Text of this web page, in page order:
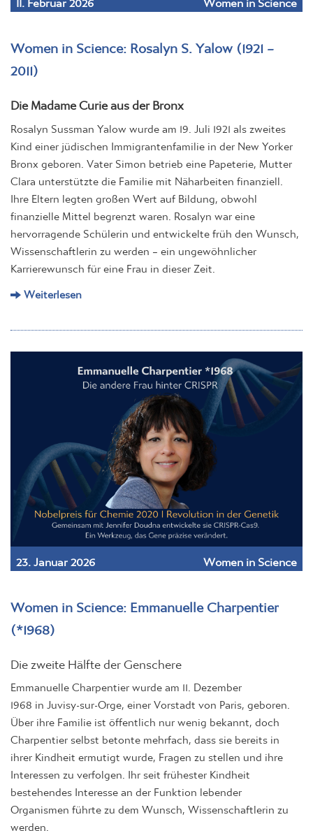
Women in Science: Rosalyn S. Yalow (1921 –
2011)
Die Madame Curie aus der Bronx
Rosalyn Sussman Yalow wurde am 19. Juli 1921 als zweites
Kind einer jüdischen Immigrantenfamilie in der New Yorker
Bronx geboren. Vater Simon betrieb eine Papeterie, Mutter
Clara unterstützte die Familie mit Näharbeiten finanziell.
Ihre Eltern legten großen Wert auf Bildung, obwohl
finanzielle Mittel begrenzt waren. Rosalyn war eine
hervorragende Schülerin und entwickelte früh den Wunsch,
Wissenschaftlerin zu werden – ein ungewöhnlicher
Karrierewunsch für eine Frau in dieser Zeit.
Weiterlesen
23. Januar 2026 Women in Science
Women in Science: Emmanuelle Charpentier
(*1968)
Die zweite Hälfte der Genschere
Emmanuelle Charpentier wurde am 11. Dezember
1968 in Juvisy-sur-Orge, einer Vorstadt von Paris, geboren.
Über ihre Familie ist öffentlich nur wenig bekannt, doch
Charpentier selbst betonte mehrfach, dass sie bereits in
ihrer Kindheit ermutigt wurde, Fragen zu stellen und ihre
Interessen zu verfolgen. Ihr seit frühester Kindheit
bestehendes Interesse an der Funktion lebender
Organismen führte zu dem Wunsch, Wissenschaftlerin zu
werden.